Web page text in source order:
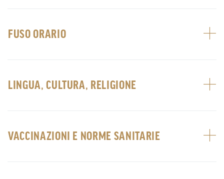
FUSO ORARIO
LINGUA, CULTURA, RELIGIONE
VACCINAZIONI E NORME SANITARIE